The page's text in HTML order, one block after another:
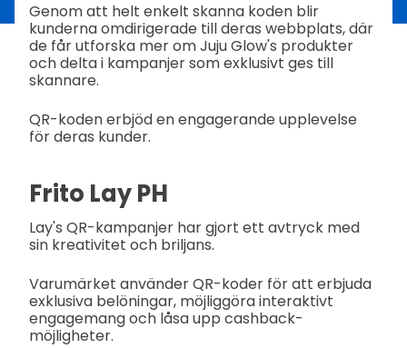
Genom att helt enkelt skanna koden blir
kunderna omdirigerade till deras webbplats, där
de får utforska mer om Juju Glow's produkter
och delta i kampanjer som exklusivt ges till
skannare.
QR-koden erbjöd en engagerande upplevelse
för deras kunder.
Frito Lay PH
Lay's QR-kampanjer har gjort ett avtryck med
sin kreativitet och briljans.
Varumärket använder QR-koder för att erbjuda
exklusiva belöningar, möjliggöra interaktivt
engagemang och låsa upp cashback-
möjligheter.